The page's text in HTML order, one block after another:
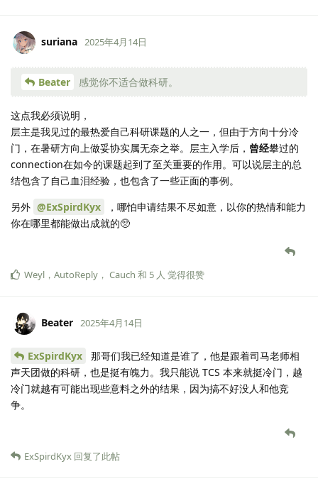
suriana 2025年4月14日
Beater 感觉你不适合做科研。
这点我必须说明，
层主是我见过的最热爱自己科研课题的人之一，但由于方向十分冷
门，在暑研方向上做妥协实属无奈之举。层主入学后， 曾经攀过的
connection在如今的课题起到了至关重要的作用。可以说层主的总
结包含了自己血泪经验，也包含了一些正面的事例。
另外 @ExSpirdKyx
，哪怕申请结果不尽如意，以你的热情和能力
你在哪里都能做出成就的🥺
Weyl ， AutoReply ， Cauch 和 5 人 觉得很赞
Beater 2025年4月14日
ExSpirdKyx
那哥们我已经知道是谁了，他是跟着司马老师相
声天团做的科研，也是挺有魄力。我只能说 TCS 本来就挺冷门，越
冷门就越有可能出现些意料之外的结果，因为搞不好没人和他竞
争。
ExSpirdKyx 回复了此帖